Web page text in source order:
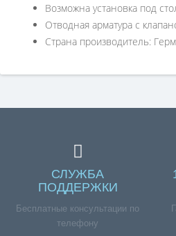
Возможна установка под
Отводная арматура с
Страна производитель:
СЛУЖБА
ПОДДЕРЖКИ
Бесплатные консультации по
телефону